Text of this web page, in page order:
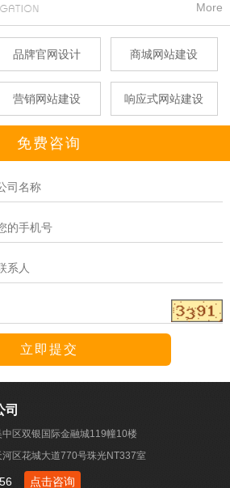
More
品牌官网设计 商城网站建设
营销网站建设 响应式网站建设
免费咨询
司
区双银国际金融城119幢10楼
区花城大道770号珠光NT337室
点击咨询